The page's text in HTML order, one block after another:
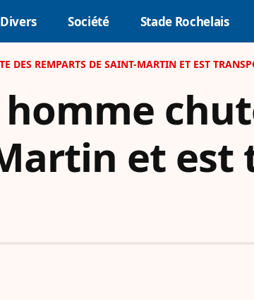
Société Stade Rochelais
DES REMPARTS DE SAINT-MARTIN ET EST
et est